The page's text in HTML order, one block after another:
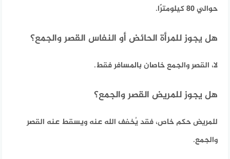
حوالي 80 كيلومترًا.
هل يجوز للمرأة الحائض أو النفاس القصر والجمع؟
لا، القصر والجمع خاصان بالمسافر فقط.
هل يجوز للمريض القصر والجمع؟
للمريض حكم خاص، فقد يُخفف الله عنه ويسقط عنه القصر
والجمع.